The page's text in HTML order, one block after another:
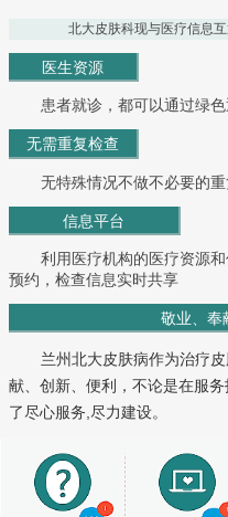
北大皮肤科现与医疗信息
医生资源
患者就诊，都可以通过绿
无需重复检查
无特殊情况不做不必要的
信息平台
利用医疗机构的医疗资源
预约，检查信息实时共享
敬业、奉
兰州北大皮肤病作为治疗
献、创新、便利，不论是在服
了尽心服务,尽力建设。